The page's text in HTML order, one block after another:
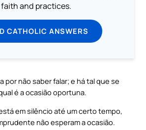
faith and practices.
CATHOLIC ANSWERS
por não saber falar; e há tal que se
é a ocasião oportuna.
em silêncio até um certo tempo,
não esperam a ocasião.